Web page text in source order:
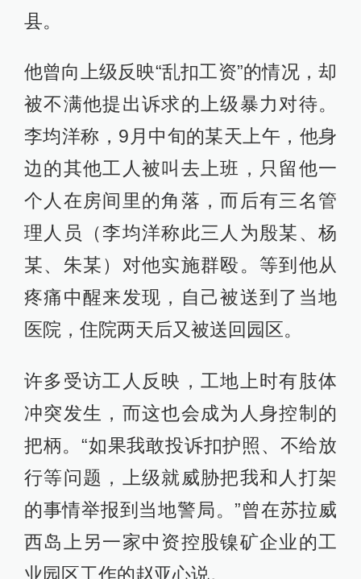
县。
他曾向上级反映“乱扣工资”的情况，却
被不满他提出诉求的上级暴力对待。
李均洋称，9月中旬的某天上午，他身
边的其他工人被叫去上班，只留他一
个人在房间里的角落，而后有三名管
理人员（李均洋称此三人为殷某、杨
某、朱某）对他实施群殴。等到他从
疼痛中醒来发现，自己被送到了当地
医院，住院两天后又被送回园区。
许多受访工人反映，工地上时有肢体
冲突发生，而这也会成为人身控制的
把柄。“如果我敢投诉扣护照、不给放
行等问题，上级就威胁把我和人打架
的事情举报到当地警局。”曾在苏拉威
西岛上另一家中资控股镍矿企业的工
业园区工作的赵亚心说。